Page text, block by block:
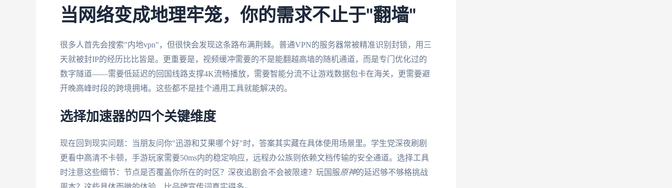
当网络变成地理牢笼，你的需求不止于"翻墙"
很多人首先会搜索"内地vpn"，但很快会发现这条路布满荆棘。普通VPN的服务器常被精准识别封锁，用三
天就被封IP的经历比比皆是。更重要是，视频缓冲需要的不是能翻越高墙的随机通道，而是专门优化过的
数字隧道——需要低延迟的回国线路支撑4K流畅播放，需要智能分流不让游戏数据包卡在海关，更需要避
开晚高峰时段的跨境拥堵。这些都不是挂个通用工具就能解决的。
选择加速器的四个关键维度
现在回到现实问题：当朋友问你"迅游和艾果哪个好"时，答案其实藏在具体使用场景里。学生党深夜刷剧
更看中高清不卡顿，手游玩家需要50ms内的稳定响应，远程办公族则依赖文档传输的安全通道。选择工具
时注意这些细节：节点是否覆盖你所在的时区？深夜追剧会不会被限速？玩国服原神的延迟够不够格挑战